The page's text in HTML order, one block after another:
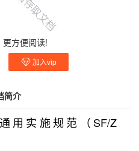
方便阅读!
加入vip
简介
用实施规范（SF/Z